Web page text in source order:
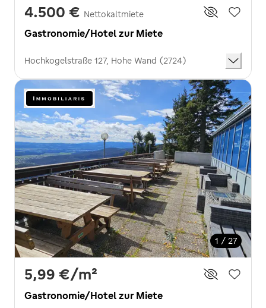
4.500 € Nettokaltmiete
Gastronomie/Hotel zur Miete
Hochkogelstraße 127, Hohe Wand (2724)
1 / 27
5,99 €/m²
Gastronomie/Hotel zur Miete